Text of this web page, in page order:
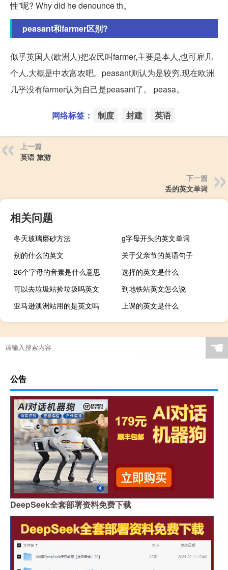
性”呢? Why did he denounce th。
peasant和farmer区别?
似乎英国人(欧洲人)把农民叫farmer,主要是本人,也可雇几
个人,大概是中农富农吧。peasant则认为是较穷,现在欧洲
几乎没有farmer认为自己是peasant了。 peasa。
网络标签： 制度 封建 英语
上一篇
英语 旅游
下一篇
丢的英文单词
相关问题
冬天玻璃磨砂方法
g字母开头的英文单词
别的什么的英文
关于父亲节的英语句子
26个字母的音素是什么意思
选择的英文是什么
可以去垃圾站捡垃圾吗英文
到地铁站英文怎么说
亚马逊澳洲站用的是英文吗
上课的英文是什么
☚
公告
DeepSeek全套部署资料免费下载